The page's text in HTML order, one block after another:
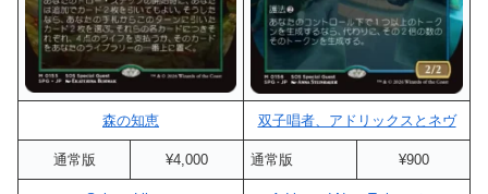
森の知恵 双子唱者、アドリックスとネヴ
通常版 ¥4,000 通常版 ¥900